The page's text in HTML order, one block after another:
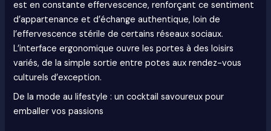
est en constante effervescence, renforçant ce sentiment
d’appartenance et d’échange authentique, loin de
l’effervescence stérile de certains réseaux sociaux.
L’interface ergonomique ouvre les portes à des loisirs
variés, de la simple sortie entre potes aux rendez-vous
culturels d’exception.
De la mode au lifestyle : un cocktail savoureux pour
emballer vos passions